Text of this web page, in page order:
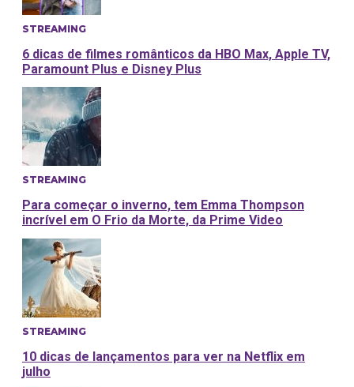
STREAMING
6 dicas de filmes românticos da HBO Max, Apple TV,
Paramount Plus e Disney Plus
STREAMING
Para começar o inverno, tem Emma Thompson
incrível em O Frio da Morte, da Prime Video
STREAMING
10 dicas de lançamentos para ver na Netflix em
julho